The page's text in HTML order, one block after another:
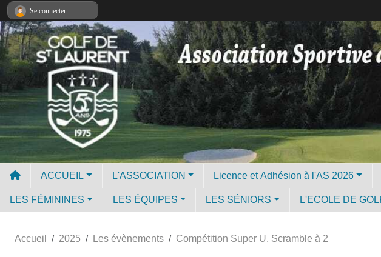
ACCUEIL L'ASSOCIATION Licence et Adhésion à l'AS 2026
LES FÉMININES LES ÉQUIPES LES SÉNIORS L'ECOLE DE
Accueil 2025 Les évènements Compétition Super U. Scramble à 2
Se connecter
Panneau de gestion des cookies